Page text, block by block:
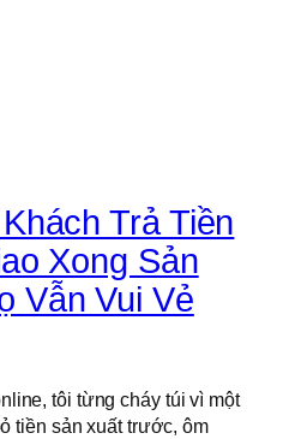
Trả Tiền
Xong Sản
Vẫn Vui Vẻ
tôi từng cháy túi vì một
tiền sản xuất trước, ôm